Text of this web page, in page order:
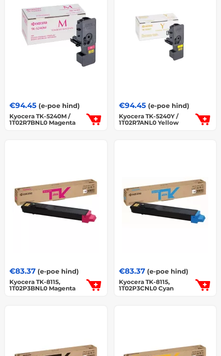
€94.45 (e-poe hind)
Kyocera TK-5240M /
1T02R7BNL0 Magenta
€94.45 (e-poe hind)
Kyocera TK-5240Y /
1T02R7ANL0 Yellow
€83.37 (e-poe hind)
Kyocera TK-8115,
1T02P3BNL0 Magenta
€83.37 (e-poe hind)
Kyocera TK-8115,
1T02P3CNL0 Cyan